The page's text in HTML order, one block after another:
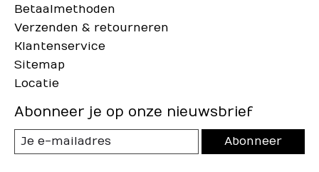
Betaalmethoden
Verzenden & retourneren
Klantenservice
Sitemap
Locatie
Abonneer je op onze nieuwsbrief
Abonneer